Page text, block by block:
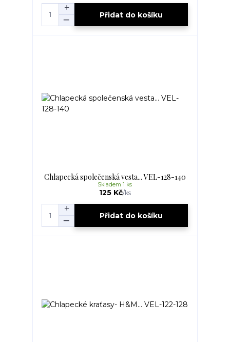
Přidat do košíku
Chlapecká společenská vesta... VEL-128-140
125 Kč/ks
Skladem 1 ks
Přidat do košíku